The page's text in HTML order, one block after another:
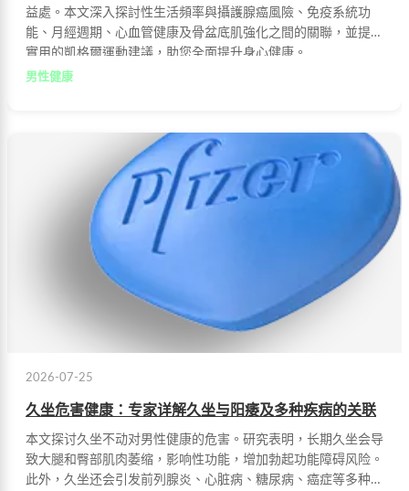
益處。本文深入探討性生活頻率與攝護腺癌風險、免疫系統功
能、月經週期、心血管健康及骨盆底肌強化之間的關聯，並提供
實用的凱格爾運動建議，助您全面提升身心健康。
男性健康
2026-07-25
久坐危害健康：专家详解久坐与阳痿及多种疾病的关联
本文探讨久坐不动对男性健康的危害。研究表明，长期久坐会导
致大腿和臀部肌肉萎缩，影响性功能，增加勃起功能障碍风险。
此外，久坐还会引发前列腺炎、心脏病、糖尿病、癌症等多种疾